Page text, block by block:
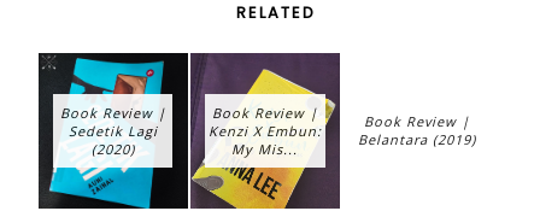
RELATED
Book Review |
Sedetik Lagi
(2020)
Book Review |
Kenzi X Embun:
My Mis...
Book Review |
Belantara (2019)